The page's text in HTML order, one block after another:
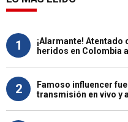
1
¡Alarmante! Atentado
heridos en Colombia
2
Famoso influencer
transmisión en vivo y